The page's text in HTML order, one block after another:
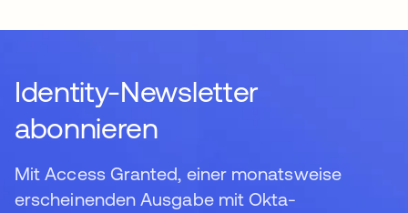
Identity-Newsletter
abonnieren
Mit Access Granted, einer monatsweise
erscheinenden Ausgabe mit Okta-